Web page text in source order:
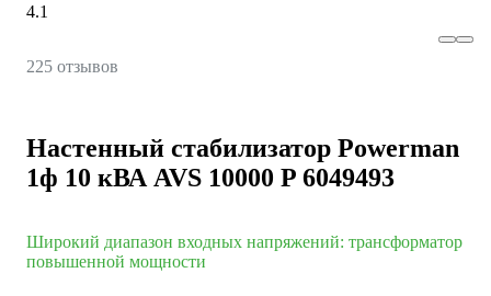
4.1
225 отзывов
Настенный стабилизатор Powerman
1ф 10 кВА AVS 10000 P 6049493
Широкий диапазон входных напряжений: трансформатор
повышенной мощности